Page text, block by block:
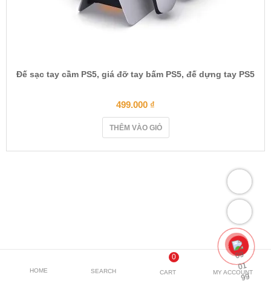
Đế sạc tay cầm PS5, giá đỡ tay bấm PS5, đế dựng tay PS5
499.000 ₫
THÊM VÀO GIỎ
HOME SEARCH
0
CART MY ACCOUNT